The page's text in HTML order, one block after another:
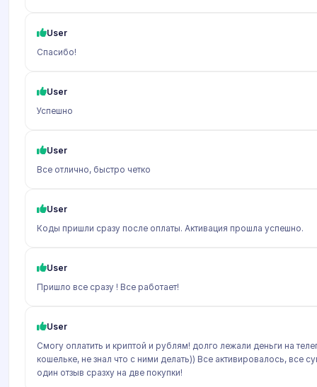
User
Спасибо!
User
Успешно
User
Все отлично, быстро четко
User
Коды пришли сразу после оплаты. Активация прошла успешно.
User
Пришло все сразу ! Все работает!
User
Смогу оплатить и криптой и рублям! долго лежали деньги на
кошельке, не знал что с ними делать)) Все активировалось, все
один отзыв сразху на две покупки!